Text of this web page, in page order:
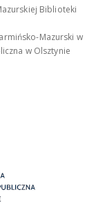
Biblioteki
Mazurski w
w Olsztynie